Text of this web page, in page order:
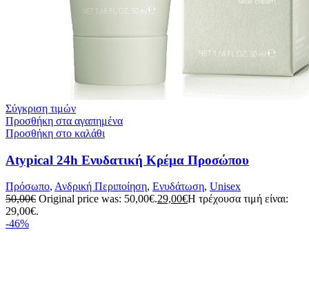
Σύγκριση τιμών
Προσθήκη στα αγαπημένα
Προσθήκη στο καλάθι
Atypical 24h Ενυδατική Κρέμα Προσώπου
Πρόσωπο, Ανδρική Περιποίηση, Ενυδάτωση, Unisex
50,00€ Original price was: 50,00€.29,00€Η τρέχουσα τιμή είναι:
29,00€.
-46%